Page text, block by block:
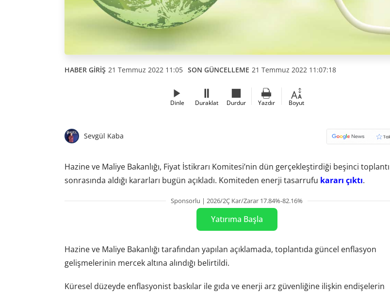
HABER GİRİŞ 21 Temmuz 2022 11:05 SON GÜNCELLEME 21 Temmuz 2022 11:07:18
Dinle Duraklat Durdur Yazdır Boyut
Sevgül Kaba
Hazine ve Maliye Bakanlığı, Fiyat İstikrarı Komitesi’nin dün gerçekleştirdiği beşinci toplantı
sonrasında aldığı kararları bugün açıkladı. Komiteden enerji tasarrufu kararı çıktı.
Sponsorlu | 2026/2Ç Kar/Zarar 17.84%-82.16%
Yatırıma Başla
Hazine ve Maliye Bakanlığı tarafından yapılan açıklamada, toplantıda güncel enflasyon
gelişmelerinin mercek altına alındığı belirtildi.
Küresel düzeyde enflasyonist baskılar ile gıda ve enerji arz güvenliğine ilişkin endişelerin